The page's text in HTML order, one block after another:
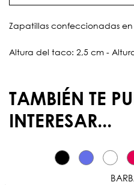
Zapatillas confeccionadas
Altura del taco: 2,5 cm -
TAMBIÉN TE
INTERESAR...